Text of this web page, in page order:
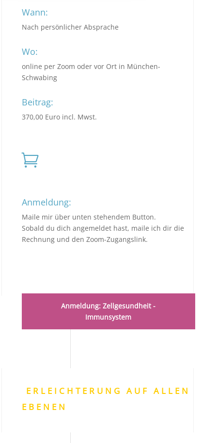
Wann:
Nach persönlicher Absprache
Wo:
online per Zoom oder vor Ort in München-
Schwabing
Beitrag:
370,00 Euro incl. Mwst.

Anmeldung:
Maile mir über unten stehendem Button.
Sobald du dich angemeldet hast, maile ich dir die
Rechnung und den Zoom-Zugangslink.
Anmeldung: Zellgesundheit -
Immunsystem
ERLEICHTERUNG AUF ALLEN
EBENEN